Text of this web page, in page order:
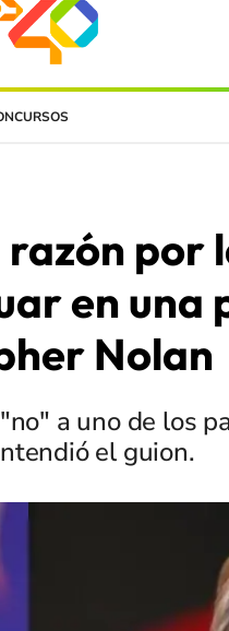
por
en una
Nolan
a uno de los
el guion.